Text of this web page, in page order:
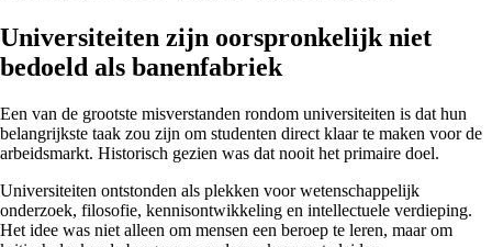
Universiteiten zijn oorspronkelijk niet
bedoeld als banenfabriek
Een van de grootste misverstanden rondom universiteiten is dat hun
belangrijkste taak zou zijn om studenten direct klaar te maken voor de
arbeidsmarkt. Historisch gezien was dat nooit het primaire doel.
Universiteiten ontstonden als plekken voor wetenschappelijk
onderzoek, filosofie, kennisontwikkeling en intellectuele verdieping.
Het idee was niet alleen om mensen een beroep te leren, maar om